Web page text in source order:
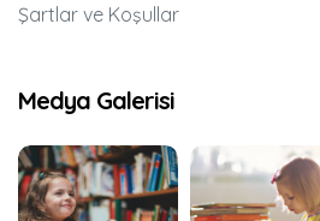
Şartlar ve Koşullar
Medya Galerisi